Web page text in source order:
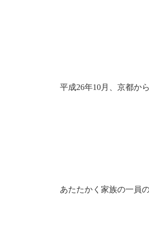
平成26年10月、京都か
あたたかく家族の一員